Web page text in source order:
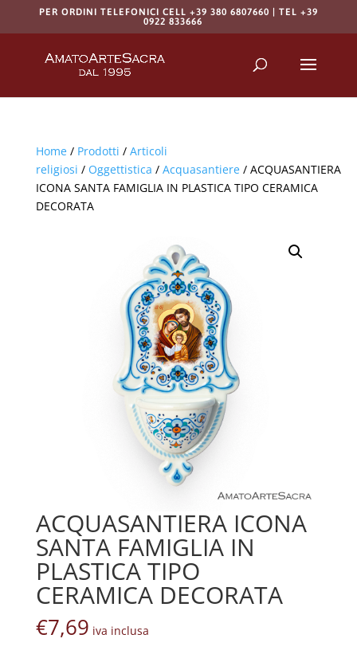
PER ORDINI TELEFONICI CELL +39 380 6807660 | TEL +39
0922 833666
Home/ Prodotti / Articoli
religiosi / Oggettistica / Acquasantiere/ ACQUASANTIERA
ICONA SANTA FAMIGLIA IN PLASTICA TIPO CERAMICA
DECORATA
ACQUASANTIERA ICONA
SANTA FAMIGLIA IN
PLASTICA TIPO
CERAMICA DECORATA
€7,69 iva inclusa